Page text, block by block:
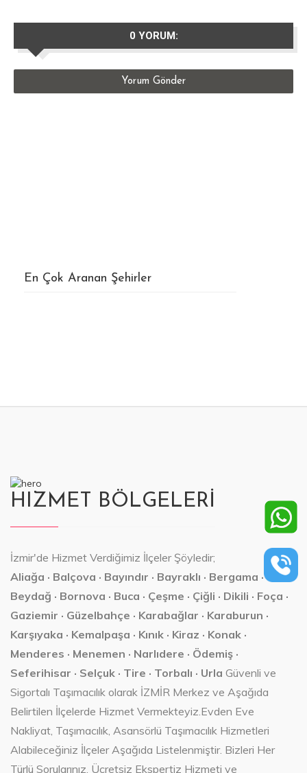
0 YORUM:
Yorum Gönder
En Çok Aranan Şehirler
HIZMET BÖLGELERİ
İzmir'de Hizmet Verdiğimiz İlçeler Şöyledir;
Aliağa · Balçova · Bayındır · Bayraklı · Bergama ·
Beydağ · Bornova · Buca · Çeşme · Çiğli · Dikili · Foça ·
Gaziemir · Güzelbahçe · Karabağlar · Karaburun ·
Karşıyaka · Kemalpaşa · Kınık · Kiraz · Konak ·
Menderes · Menemen · Narlıdere · Ödemiş ·
Seferihisar · Selçuk · Tire · Torbalı · Urla Güvenli ve
Sigortalı Taşımacılık olarak İZMİR Merkez ve Aşağıda
Belirtilen İlçelerde Hizmet Vermekteyiz.Evden Eve
Nakliyat, Taşımacılık, Asansörlü Taşımacılık Hizmetleri
Alabileceğiniz İlçeler Aşağıda Listelenmiştir. Bizleri Her
Türlü Sorularınız, Ücretsiz Ekspertiz Hizmeti ve